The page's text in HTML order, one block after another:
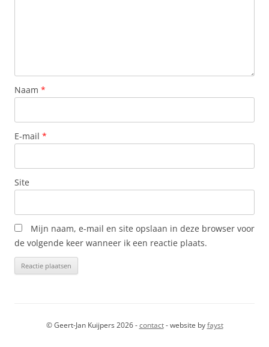
Naam *
E-mail *
Site
Mijn naam, e-mail en site opslaan in deze browser voor
de volgende keer wanneer ik een reactie plaats.
© Geert-Jan Kuijpers 2026 -contact- website byfayst